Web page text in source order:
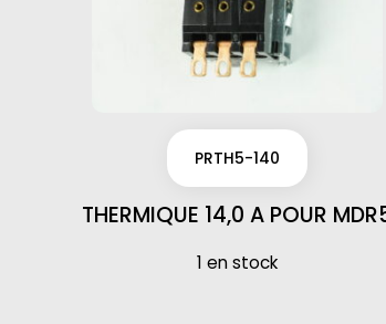
PRTH5-140
THERMIQUE 14,0 A POUR
1 en stock